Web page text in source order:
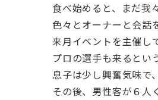
食べ始めると、まだ我
色々とオーナーと会話
来月イベントを主催し
プロの選手も来るとい
息子は少し興奮気味で
その後、男性客が６人